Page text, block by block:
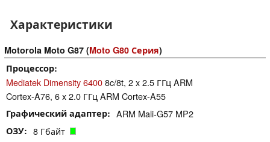
Характеристики
Motorola Moto G87 (Moto G80 Серия)
Процессор
Mediatek Dimensity 64008c/8t, 2 x 2.5 ГГц ARM
Cortex-A76, 6 x 2.0 ГГц ARM Cortex-A55
Графический адаптер ARM Mali-G57 MP2
ОЗУ 8 Гбайт